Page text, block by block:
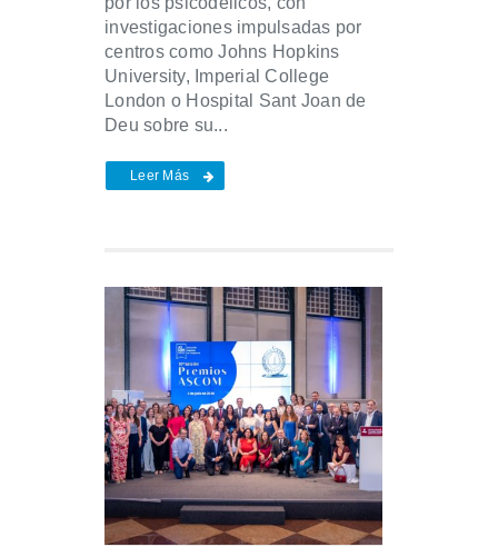
investigaciones impulsadas por
centros como Johns Hopkins
University, Imperial College
London o Hospital Sant Joan de
Deu sobre su...
Leer Más